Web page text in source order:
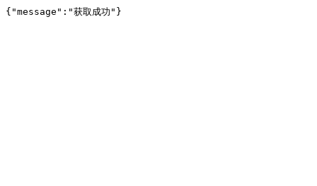
{"message":"获取成功"}